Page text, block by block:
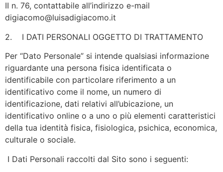
II n. 76, contattabile all’indirizzo e-mail
digiacomo@luisadigiacomo.it
2. I DATI PERSONALI OGGETTO DI TRATTAMENTO
Per “Dato Personale” si intende qualsiasi informazione
riguardante una persona fisica identificata o
identificabile con particolare riferimento a un
identificativo come il nome, un numero di
identificazione, dati relativi all’ubicazione, un
identificativo online o a uno o più elementi caratteristici
della tua identità fisica, fisiologica, psichica, economica,
culturale o sociale.
I Dati Personali raccolti dal Sito sono i seguenti: